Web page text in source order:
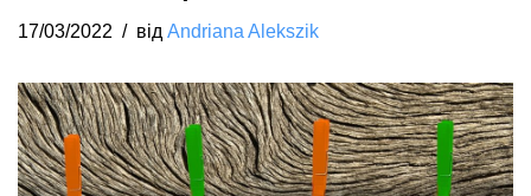
17/03/2022 від Andriana Alekszik